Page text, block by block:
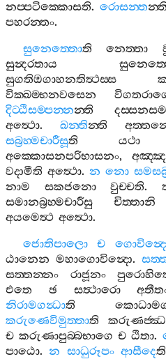
නප‍්පටික‍්කොසති. රොසන‍්තන‍්ති
පහරන‍්තං.
සුනෙත‍්තොති නෙත‍්තා
සුන්‍දරතාය
සුගතිඔගාහනතිත්‍ථස‍්ස
වික‍්ඛම‍්භනවසෙන
දිට‍්ඨිසම‍්පන‍්නන‍්ති
අත්‍ථො. ඛන‍්තින‍්ති
සබ්‍රහ‍්මචාරීසූති යථා
අක‍්කොසනපරිභාසනං,
වදාමීති අත්‍ථො. න නො
නාම
සකජනො වුච‍්චති.
සමානබ්‍රහ‍්මචාරීසු
චිත‍්තානි
අයමෙත්‍ථ අත්‍ථො.
ජොතිපාලො
ච
ඨානෙන මහාගොවින්‍දො.
සත‍්තන‍්නං
රාජූනං
එතෙ
ඡ සත්‍ථාරො
නිරාමගන්‍ධාති
කරුණෙවිමුත‍්තාති
ච කරුණාපුබ‍්බභාගෙ ච ඨිතා.
පාඨො.න සාධුරූපං ආසීදෙති